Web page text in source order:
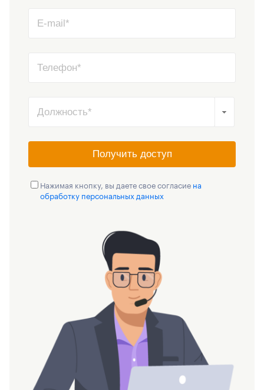
Получить доступ
Нажимая кнопку, вы даете свое согласие на
обработку персональных данных